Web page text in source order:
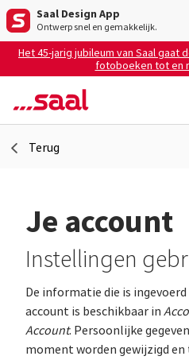
Saal Design App
Ontwerp snel en gemakkelijk.
Het 45-jarig jubileum van Saal
fotoboeken tot en
Terug
Je account
Instellingen
De informatie die is
account is beschikbaar in
Account. Persoonlijke
moment worden gewijzigd en